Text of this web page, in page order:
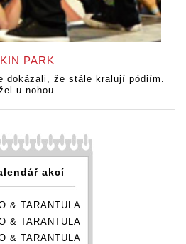
PARK
dokázali, že stále kralují pódiím.
u nohou
akcí
& TARANTULA
& TARANTULA
& TARANTULA